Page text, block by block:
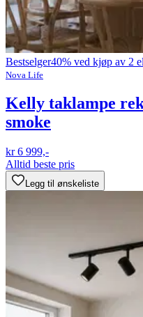
Bestselger40% ved kjøp av 2
Nova Life
Kelly taklampe
smoke
kr 6 999,-
Alltid beste pris
Legg til ønskeliste